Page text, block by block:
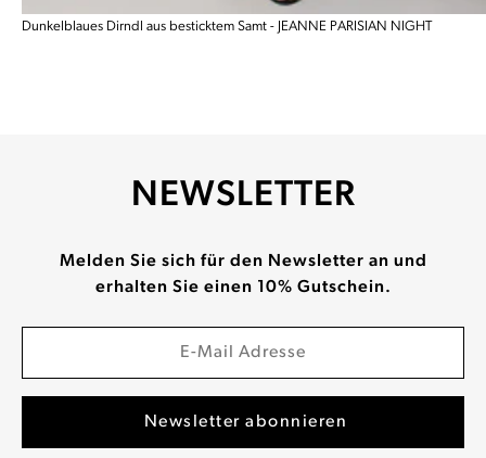
Dunkelblaues Dirndl aus besticktem Samt - JEANNE PARISIAN NIGHT
NEWSLETTER
Melden Sie sich für den Newsletter an und
erhalten Sie einen 10% Gutschein.